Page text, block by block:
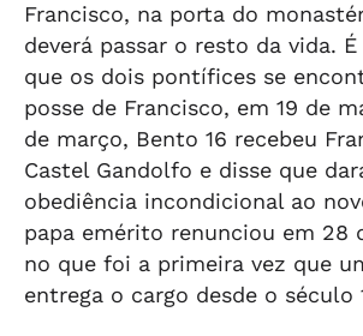
Francisco, na porta do
deverá passar o resto da vida.
que os dois pontífices se
posse de Francisco, em 19 de
de março, Bento 16 recebeu
Castel Gandolfo e disse que
obediência incondicional ao
papa emérito renunciou em 28
no que foi a primeira vez que
entrega o cargo desde o século